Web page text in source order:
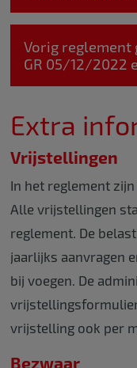
Vorig reglement
GR 05/12/2022
Extra
Vrijstellingen
In het reglement
Alle vrijstellingen
reglement. De
jaarlijks aanvragen
bij voegen. De
vrijstelling ook per
Bezwaar